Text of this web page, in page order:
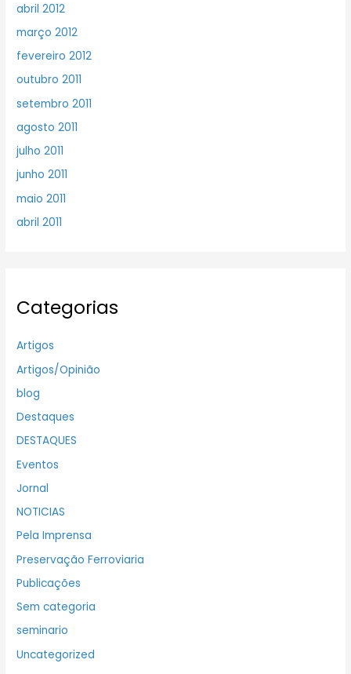
abril 2012
março 2012
fevereiro 2012
outubro 2011
setembro 2011
agosto 2011
julho 2011
junho 2011
maio 2011
abril 2011
Categorias
Artigos
Artigos/Opinião
blog
Destaques
DESTAQUES
Eventos
Jornal
NOTICIAS
Pela Imprensa
Preservação Ferroviaria
Publicações
Sem categoria
seminario
Uncategorized